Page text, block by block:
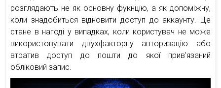
розглядають не як основну фукнцію, а як допоміжну,
коли знадобиться відновити доступ до аккаунту. Це
стане в нагоді у випадках, коли користувач не може
використовувати двухфакторну авторизацію або
втратив доступ до пошти до якої прив’язаний
обліковий запис.